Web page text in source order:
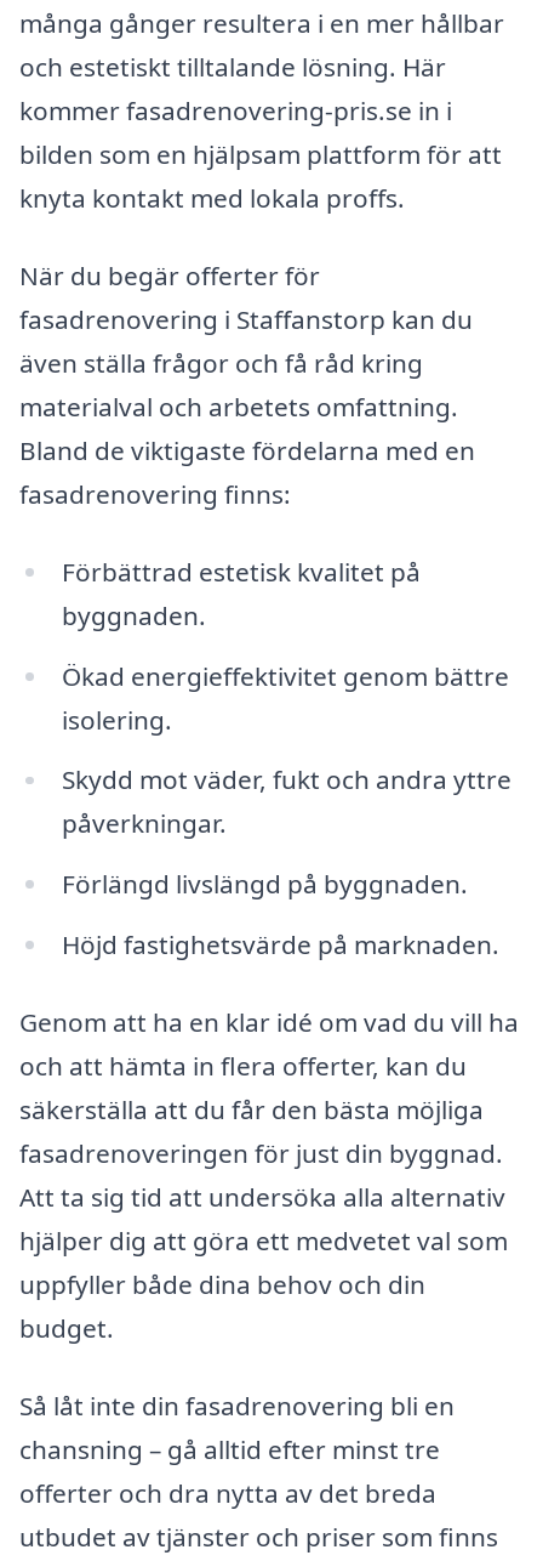
många gånger resultera i en mer hållbar
och estetiskt tilltalande lösning. Här
kommer fasadrenovering-pris.se in i
bilden som en hjälpsam plattform för att
knyta kontakt med lokala proffs.
När du begär offerter för
fasadrenovering i Staffanstorp kan du
även ställa frågor och få råd kring
materialval och arbetets omfattning.
Bland de viktigaste fördelarna med en
fasadrenovering finns:
Förbättrad estetisk kvalitet på
byggnaden.
Ökad energieffektivitet genom bättre
isolering.
Skydd mot väder, fukt och andra yttre
påverkningar.
Förlängd livslängd på byggnaden.
Höjd fastighetsvärde på marknaden.
Genom att ha en klar idé om vad du vill ha
och att hämta in flera offerter, kan du
säkerställa att du får den bästa möjliga
fasadrenoveringen för just din byggnad.
Att ta sig tid att undersöka alla alternativ
hjälper dig att göra ett medvetet val som
uppfyller både dina behov och din
budget.
Så låt inte din fasadrenovering bli en
chansning – gå alltid efter minst tre
offerter och dra nytta av det breda
utbudet av tjänster och priser som finns